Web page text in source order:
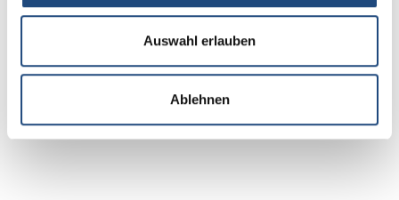
Auswahl erlauben
Ablehnen
Bestellbestätigung mit dem Downloadlink. Sie
können aber auch jederzeit im Shop unter
Hierzu einfach an der Bestellung auf den Button